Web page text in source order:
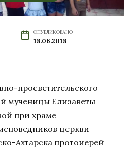
ОПУБЛИКОВАНО
18.06.2018
просветительского
мученицы Елизаветы
при храме
церкви
Ахтарска протоиерей